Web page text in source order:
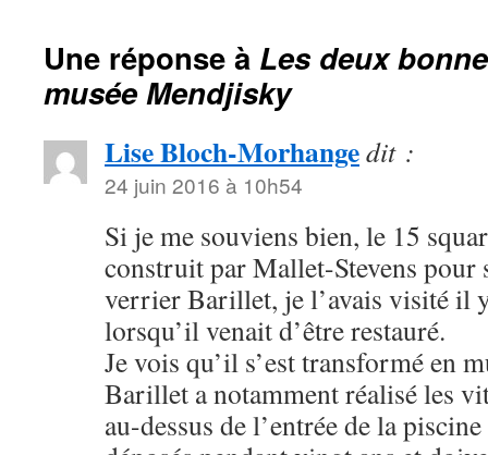
Une réponse à Les deux
musée Mendjisky
Lise Bloch-Morhangedit :
24 juin 2016 à 10h54
Si je me souviens bien, le 15
construit par Mallet-Stevens pour
verrier Barillet, je l’avais visité il
lorsqu’il venait d’être restauré.
Je vois qu’il s’est transformé en
Barillet a notamment réalisé les
au-dessus de l’entrée de la